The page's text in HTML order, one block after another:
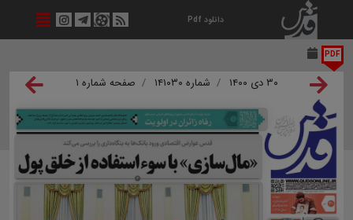
دانلود Pdf
PDF
۳۰ دی ۱۴۰۰ شماره ۱۴۱۰۳۰ صفحه شماره ۱